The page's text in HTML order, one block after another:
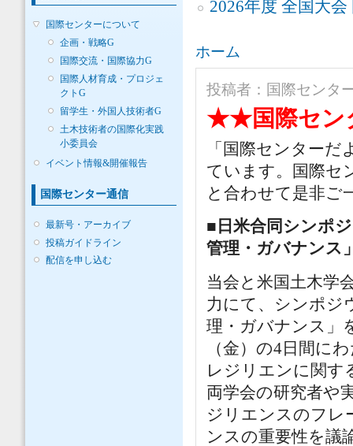
国際センターについて
企画・戦略G
国際交流・国際協力G
国際人材育成・プロジェ
クトG
留学生・外国人技術者G
土木技術者の国際化実践
小委員会
イベント情報&開催報告
国際センター通信
最新号・アーカイブ
投稿ガイドライン
配信を申し込む
2026年度 全国大
現在地
ホーム
投稿者： 国際センタ
★★国際セン
「国際センター
ています。国際セ
と合わせて是非ご
■日米合同シンポ
管理・ガバナン
当会と米国土木学
力にて、シンポジ
理・ガバナンス」
（金）の4日間に
レジリエンに関す
両学会の研究者や
ジリエンスのフレ
ンスの重要性を議